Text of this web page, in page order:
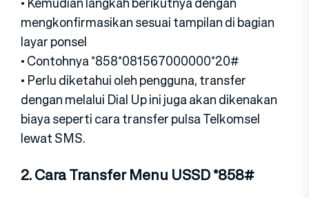
mengkonfirmasikan sesuai tampilan di bagian
layar ponsel
• Contohnya *858*081567000000*20#
• Perlu diketahui oleh pengguna, transfer
dengan melalui Dial Up ini juga akan dikenakan
biaya seperti cara transfer pulsa Telkomsel
lewat SMS.
2. Cara Transfer Menu USSD *858#